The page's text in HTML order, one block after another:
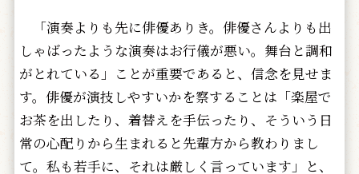
「演奏よりも先に俳優ありき。俳優さんよりも出
しゃばったような演奏はお行儀が悪い。舞台と調和
がとれている」ことが重要であると、信念を見せま
す。俳優が演技しやすいかを察することは「楽屋で
お茶を出したり、着替えを手伝ったり、そういう日
常の心配りから生まれると先輩方から教わりまし
て。私も若手に、それは厳しく言っています」と、